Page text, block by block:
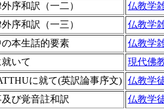
序和訳（一二）
仏教学
序和訳（一三）
仏教学
本生話的要素
仏教学
いて
現代佛
に就て(英訳論事序文) 仏教学
び覚音註和訳
仏教学